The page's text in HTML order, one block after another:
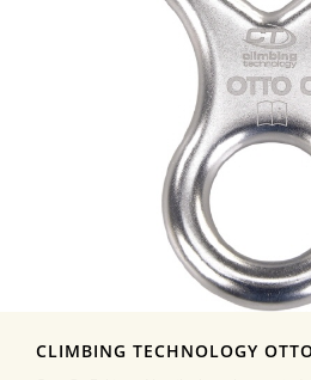
CLIMBING TECHNOLOGY